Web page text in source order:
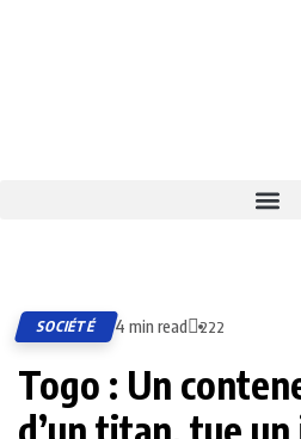
SOCIÉTÉ 4 min read 222
Togo : Un
d’un titan, tue